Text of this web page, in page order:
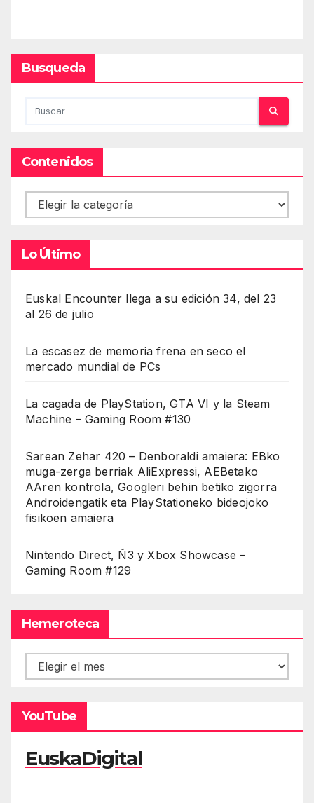
Busqueda
Contenidos
Contenidos
Lo Último
Euskal Encounter llega a su edición 34, del 23
al 26 de julio
La escasez de memoria frena en seco el
mercado mundial de PCs
La cagada de PlayStation, GTA VI y la Steam
Machine – Gaming Room #130
Sarean Zehar 420 – Denboraldi amaiera: EBko
muga-zerga berriak AliExpressi, AEBetako
AAren kontrola, Googleri behin betiko zigorra
Androidengatik eta PlayStationeko bideojoko
fisikoen amaiera
Nintendo Direct, Ñ3 y Xbox Showcase –
Gaming Room #129
Hemeroteca
Hemeroteca
YouTube
EuskaDigital